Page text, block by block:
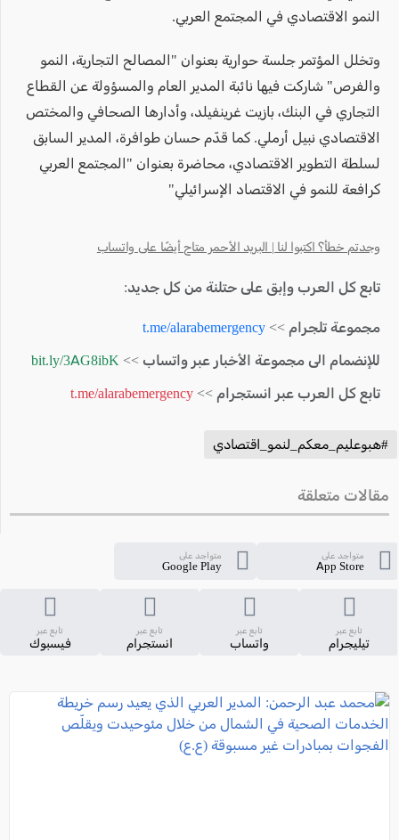
النمو الاقتصادي في المجتمع العربي.
وتخلل المؤتمر جلسة حوارية بعنوان "المصالح التجارية، النمو
والفرص" شاركت فيها نائبة المدير العام والمسؤولة عن القطاع
التجاري في البنك، بازيت غرينفيلد، وأدارها الصحافي والمختص
الاقتصادي نبيل أرملي. كما قدّم حسان طوافرة، المدير السابق
لسلطة التطوير الاقتصادي، محاضرة بعنوان "المجتمع العربي
كرافعة للنمو في الاقتصاد الإسرائيلي"
وجدتم خطأ؟ اكتبوا لنا | البريد الأحمر متاح أيضًا على واتساب
تابع كل العرب وإبق على حتلنة من كل جديد:
مجموعة تلجرام >> t.me/alarabemergency
للإنضمام الى مجموعة الأخبار عبر واتساب >> bit.ly/3AG8ibK
تابع كل العرب عبر انستجرام >> t.me/alarabemergency
#هبوعليم_معكم_لنمو_اقتصادي
مقالات متعلقة
متواجد على
App Store
متواجد على
Google Play
تابع عبر
تيليجرام
تابع عبر
واتساب
تابع عبر
انستجرام
تابع عبر
فيسبوك